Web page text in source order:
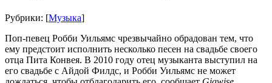
Рубрики: [Музыка]
Поп-певец Робби Уильямс чрезвычайно обрадован тем, что
ему предстоит исполнить несколько песен на свадьбе своего
отца Пита Конвея. В 2010 году отец музыканта выступил на
его свадьбе с Айдой Филдс, и Робби Уильямс не может